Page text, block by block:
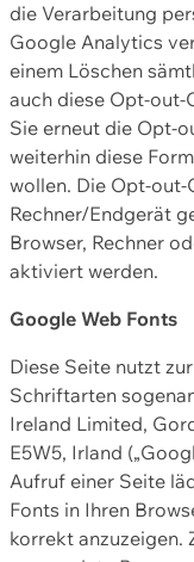
die Verarbeitung
Google Analytics
einem Löschen
auch diese Opt-out-
Sie erneut die Opt-
weiterhin diese
wollen. Die Opt-
Rechner/Endgerät
Browser, Rechner
aktiviert werden.
Google Web Fonts
Diese Seite nutzt
Schriftarten
Ireland Limited,
E5W5, Irland
Aufruf einer Seite
Fonts in Ihren
korrekt anzuzeigen.